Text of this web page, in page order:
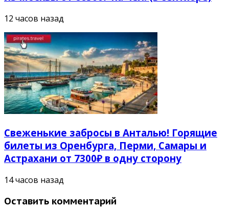
12 часов назад
Свеженькие забросы в Анталью! Горящие
билеты из Оренбурга, Перми, Самары и
Астрахани от 7300₽ в одну сторону
14 часов назад
Оставить комментарий